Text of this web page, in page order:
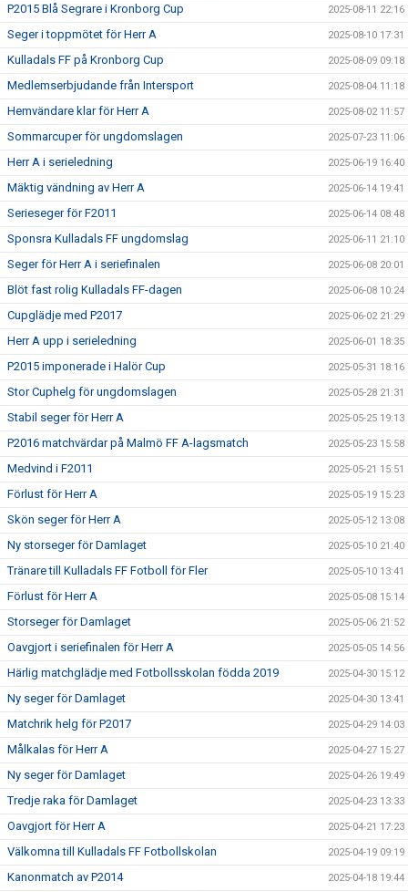
P2015 Blå Segrare i Kronborg Cup 2025-08-11 22:16
Seger i toppmötet för Herr A 2025-08-10 17:31
Kulladals FF på Kronborg Cup 2025-08-09 09:18
Medlemserbjudande från Intersport 2025-08-04 11:18
Hemvändare klar för Herr A 2025-08-02 11:57
Sommarcuper för ungdomslagen 2025-07-23 11:06
Herr A i serieledning 2025-06-19 16:40
Mäktig vändning av Herr A 2025-06-14 19:41
Serieseger för F2011 2025-06-14 08:48
Sponsra Kulladals FF ungdomslag 2025-06-11 21:10
Seger för Herr A i seriefinalen 2025-06-08 20:01
Blöt fast rolig Kulladals FF-dagen 2025-06-08 10:24
Cupglädje med P2017 2025-06-02 21:29
Herr A upp i serieledning 2025-06-01 18:35
P2015 imponerade i Halör Cup 2025-05-31 18:16
Stor Cuphelg för ungdomslagen 2025-05-28 21:31
Stabil seger för Herr A 2025-05-25 19:13
P2016 matchvärdar på Malmö FF A-lagsmatch 2025-05-23 15:58
Medvind i F2011 2025-05-21 15:51
Förlust för Herr A 2025-05-19 15:23
Skön seger för Herr A 2025-05-12 13:08
Ny storseger för Damlaget 2025-05-10 21:40
Tränare till Kulladals FF Fotboll för Fler 2025-05-10 13:41
Förlust för Herr A 2025-05-08 15:14
Storseger för Damlaget 2025-05-06 21:52
Oavgjort i seriefinalen för Herr A 2025-05-05 14:56
Härlig matchglädje med Fotbollsskolan födda 2019 2025-04-30 15:12
Ny seger för Damlaget 2025-04-30 13:41
Matchrik helg för P2017 2025-04-29 14:03
Målkalas för Herr A 2025-04-27 15:27
Ny seger för Damlaget 2025-04-26 19:49
Tredje raka för Damlaget 2025-04-23 13:33
Oavgjort för Herr A 2025-04-21 17:23
Välkomna till Kulladals FF Fotbollskolan 2025-04-19 09:19
Kanonmatch av P2014 2025-04-18 19:44